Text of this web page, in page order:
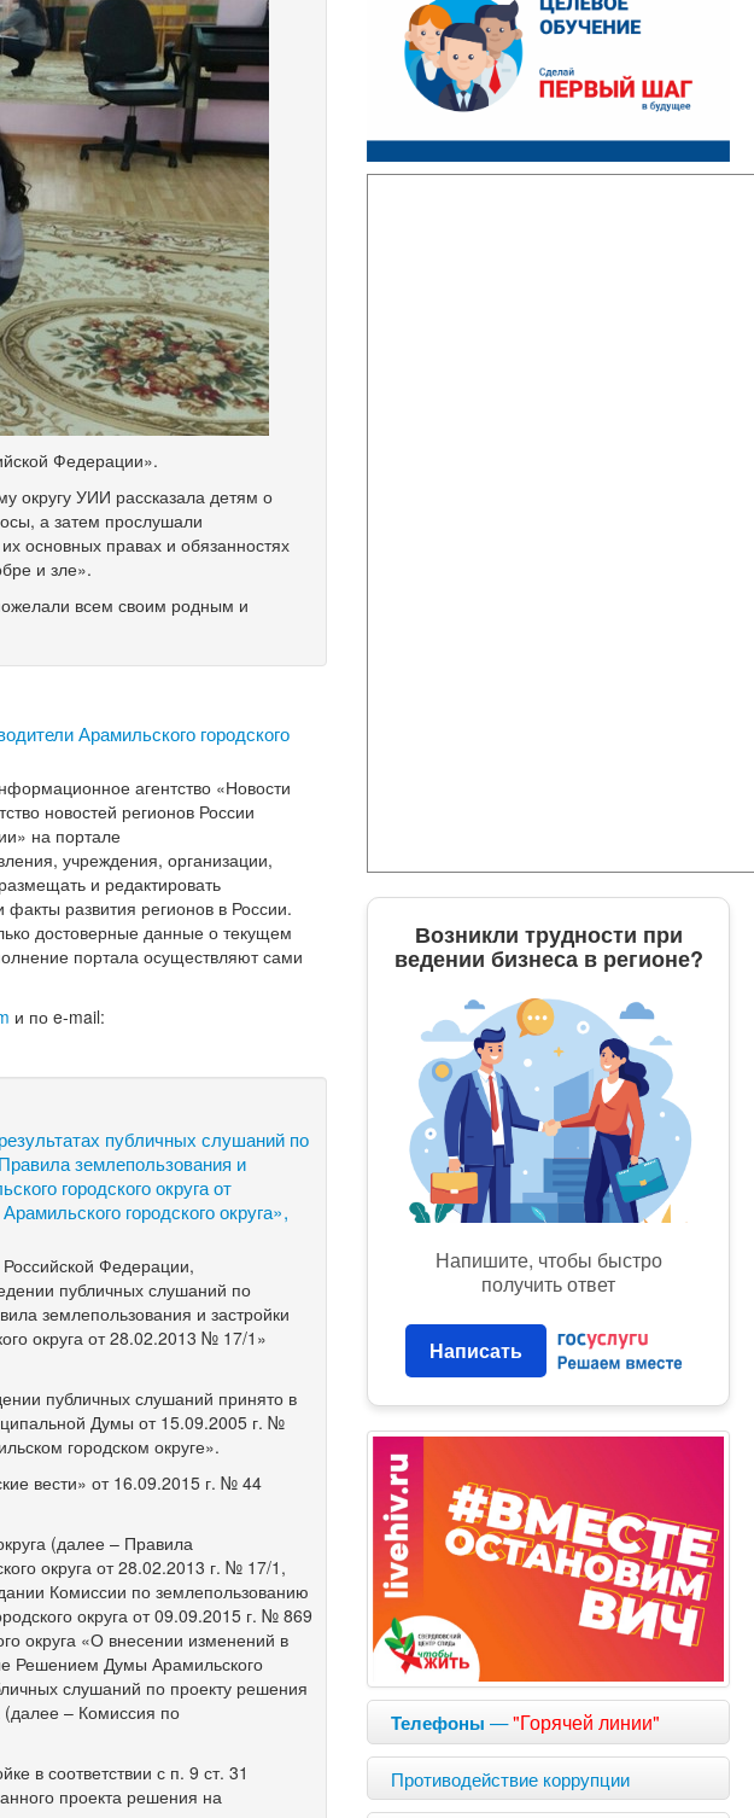
Федерации».
округу УИИ рассказала детям о
а затем прослушали
основных правах и обязанностях
и зле».
всем своим родным и
Арамильского городского
агентство «Новости
новостей регионов России
на портале
учреждения, организации,
и редактировать
развития регионов в России.
достоверные данные о текущем
портала осуществляют сами
и по e-mail:
публичных слушаний по
землепользования и
городского округа от
городского округа»,
Федерации,
публичных слушаний по
землепользования и застройки
округа от 28.02.2013 № 17/1»
публичных слушаний принято в
Думы от 15.09.2005 г. №
городском округе».
вести» от 16.09.2015 г. № 44
(далее – Правила
округа от 28.02.2013 г. № 17/1,
Комиссии по землепользованию
округа от 09.09.2015 г. № 869
округа «О внесении изменений в
Решением Думы Арамильского
слушаний по проекту решения
(далее – Комиссия по
в соответствии с п. 9 ст. 31
проекта решения на
Возникли трудности при
ведении бизнеса в регионе?
Напишите, чтобы быстро
получить ответ
Написать
Телефоны —"Горячей линии"
Противодействие коррупции